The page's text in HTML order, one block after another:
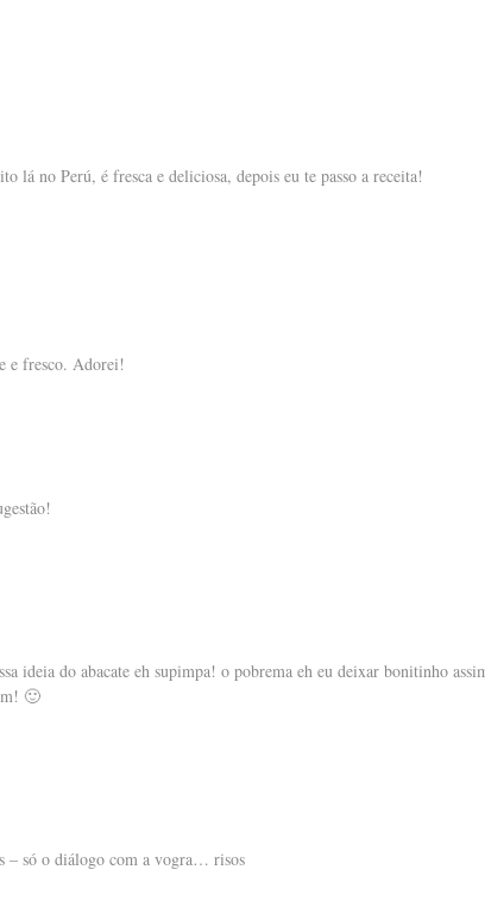
lá no Perú, é fresca e deliciosa, depois eu te passo a receita!
e fresco. Adorei!
ideia do abacate eh supimpa! o pobrema eh eu deixar bonitinho
🙂
– só o diálogo com a vogra… risos